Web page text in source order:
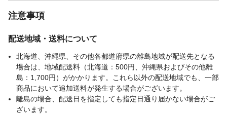
注意事項
配送地域・送料について
北海道、沖縄県、その他各都道府県の離島地域が配送先となる
場合は、地域配送料（北海道：500円、沖縄県およびその他離
島：1,700円）がかかります。これら以外の配送地域でも、一部
商品において追加送料が発生する場合がございます。
離島の場合、配送日を指定しても指定日通り届かない場合がご
ざいます。